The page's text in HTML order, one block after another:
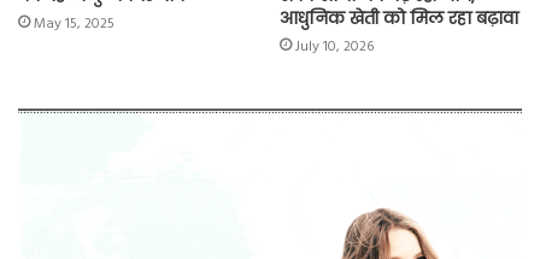
May 15, 2025
आधुनिक खेती को मिल रहा बढ़ावा
July 10, 2026